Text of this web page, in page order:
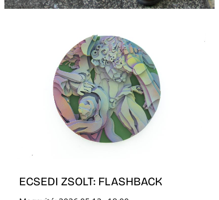
ECSEDI ZSOLT: FLASHBACK